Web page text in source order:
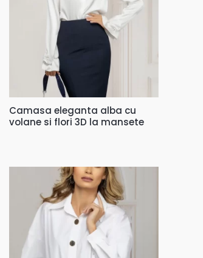
Camasa eleganta alba cu
volane si flori 3D la mansete